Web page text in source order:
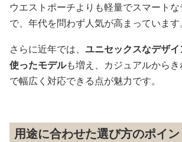
ウエストポーチよりも軽量でスマート
で、年代を問わず人気が高まっています。
さらに近年では、 ユニセックスなデザ
使ったモデルも増え、カジュアルから
で幅広く対応できる点が魅力です。
用途に合わせた選び方のポイン